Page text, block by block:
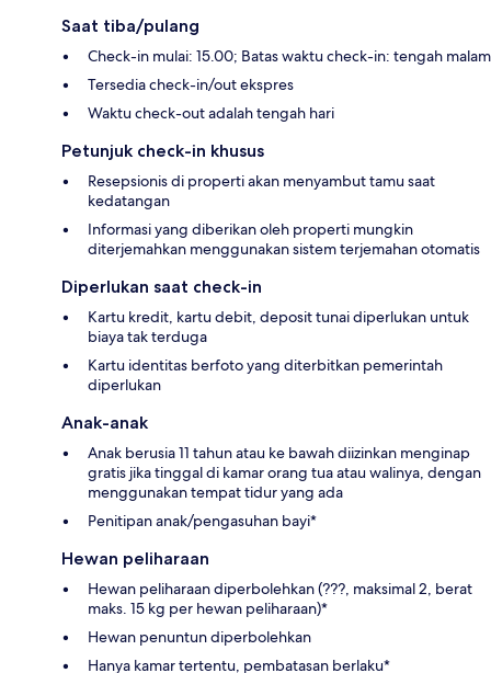
Saat tiba/pulang
Check-in mulai: 15.00; Batas waktu check-in: tengah malam
Tersedia check-in/out ekspres
Waktu check-out adalah tengah hari
Petunjuk check-in khusus
Resepsionis di properti akan menyambut tamu saat
kedatangan
Informasi yang diberikan oleh properti mungkin
diterjemahkan menggunakan sistem terjemahan otomatis
Diperlukan saat check-in
Kartu kredit, kartu debit, deposit tunai diperlukan untuk
biaya tak terduga
Kartu identitas berfoto yang diterbitkan pemerintah
diperlukan
Anak-anak
Anak berusia 11 tahun atau ke bawah diizinkan menginap
gratis jika tinggal di kamar orang tua atau walinya, dengan
menggunakan tempat tidur yang ada
Penitipan anak/pengasuhan bayi*
Hewan peliharaan
Hewan peliharaan diperbolehkan (???, maksimal 2, berat
maks. 15 kg per hewan peliharaan)*
Hewan penuntun diperbolehkan
Hanya kamar tertentu, pembatasan berlaku*